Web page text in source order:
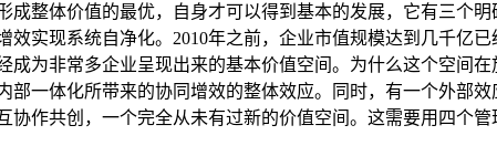
整体价值的最优，自身才可以得到基本的发展，它有三个
实现系统自净化。2010年之前，企业市值规模达到几千亿
为非常多企业呈现出来的基本价值空间。为什么这个空间
一体化所带来的协同增效的整体效应。同时，有一个外部
作共创，一个完全从未有过新的价值空间。这需要用四个